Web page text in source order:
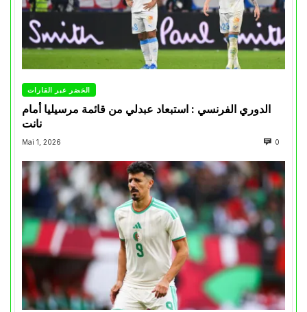
الخضر عبر القارات
الدوري الفرنسي : استبعاد عبدلي من قائمة مرسيليا أمام
نانت
Mai 1, 2026 0